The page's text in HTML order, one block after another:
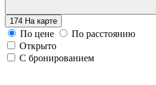
174 На карте
По цене
По расстоянию
Открыто
С бронированием